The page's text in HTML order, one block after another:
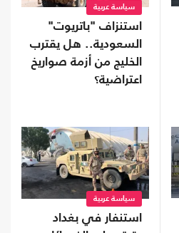
سياسة عربية
استنزاف "باتريوت"
السعودية.. هل يقترب
الخليج من أزمة صواريخ
اعتراضية؟
سياسة عربية
استنفار في بغداد